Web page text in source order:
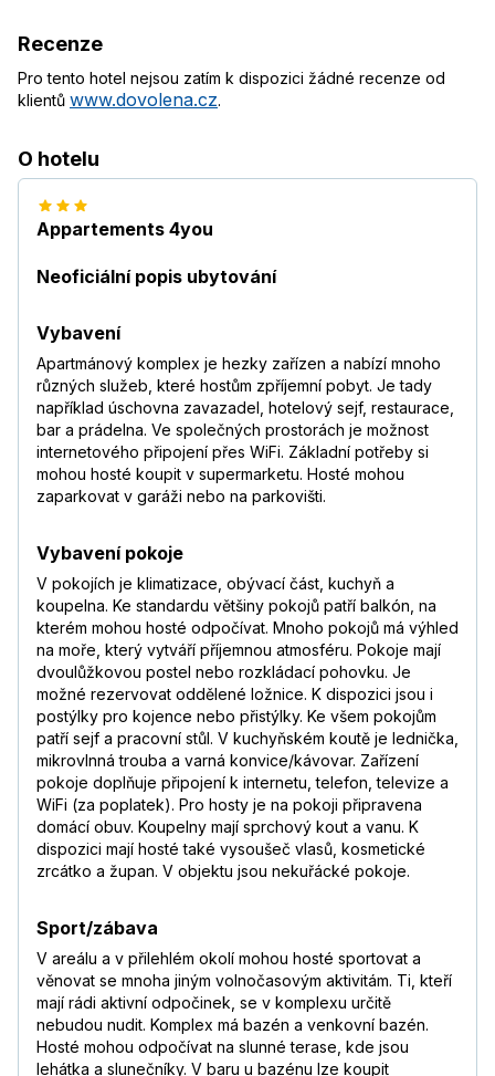
Recenze
Pro tento hotel nejsou zatím k dispozici žádné recenze od
klientů www.dovolena.cz.
O hotelu
Appartements 4you
Neoficiální popis ubytování
Vybavení
Apartmánový komplex je hezky zařízen a nabízí mnoho
různých služeb, které hostům zpříjemní pobyt. Je tady
například úschovna zavazadel, hotelový sejf, restaurace,
bar a prádelna. Ve společných prostorách je možnost
internetového připojení přes WiFi. Základní potřeby si
mohou hosté koupit v supermarketu. Hosté mohou
zaparkovat v garáži nebo na parkovišti.
Vybavení pokoje
V pokojích je klimatizace, obývací část, kuchyň a
koupelna. Ke standardu většiny pokojů patří balkón, na
kterém mohou hosté odpočívat. Mnoho pokojů má výhled
na moře, který vytváří příjemnou atmosféru. Pokoje mají
dvoulůžkovou postel nebo rozkládací pohovku. Je
možné rezervovat oddělené ložnice. K dispozici jsou i
postýlky pro kojence nebo přistýlky. Ke všem pokojům
patří sejf a pracovní stůl. V kuchyňském koutě je lednička,
mikrovlnná trouba a varná konvice/kávovar. Zařízení
pokoje doplňuje připojení k internetu, telefon, televize a
WiFi (za poplatek). Pro hosty je na pokoji připravena
domácí obuv. Koupelny mají sprchový kout a vanu. K
dispozici mají hosté také vysoušeč vlasů, kosmetické
zrcátko a župan. V objektu jsou nekuřácké pokoje.
Sport/zábava
V areálu a v přilehlém okolí mohou hosté sportovat a
věnovat se mnoha jiným volnočasovým aktivitám. Ti, kteří
mají rádi aktivní odpočinek, se v komplexu určitě
nebudou nudit. Komplex má bazén a venkovní bazén.
Hosté mohou odpočívat na slunné terase, kde jsou
lehátka a slunečníky. V baru u bazénu lze koupit